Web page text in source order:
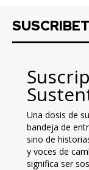
Una dosis de
bandeja de
sino de
y voces de
significa ser